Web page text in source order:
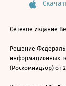
Сетевое издание
Решение
информационных
(Роскомнадзор) от